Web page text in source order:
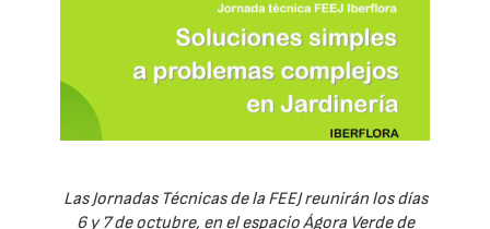
Las Jornadas Técnicas de la FEEJ reunirán los días
6 y 7 de octubre, en el espacio Ágora Verde de